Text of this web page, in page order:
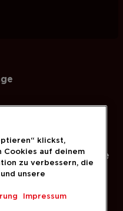
Gerne können Sie
stellen.
klickst,
Cookies auf deinem
zu verbessern, die
unsere
Impressum